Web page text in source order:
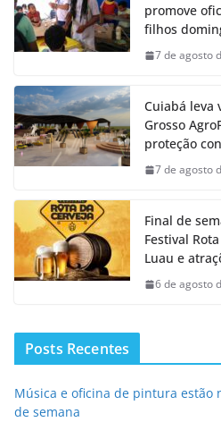
promove
filhos
7 de agosto
Cuiabá leva
Grosso
proteção
7 de agosto
Final de
Festival
Luau e
6 de agosto
Posts Recentes
Música e oficina de pintura estão
de semana